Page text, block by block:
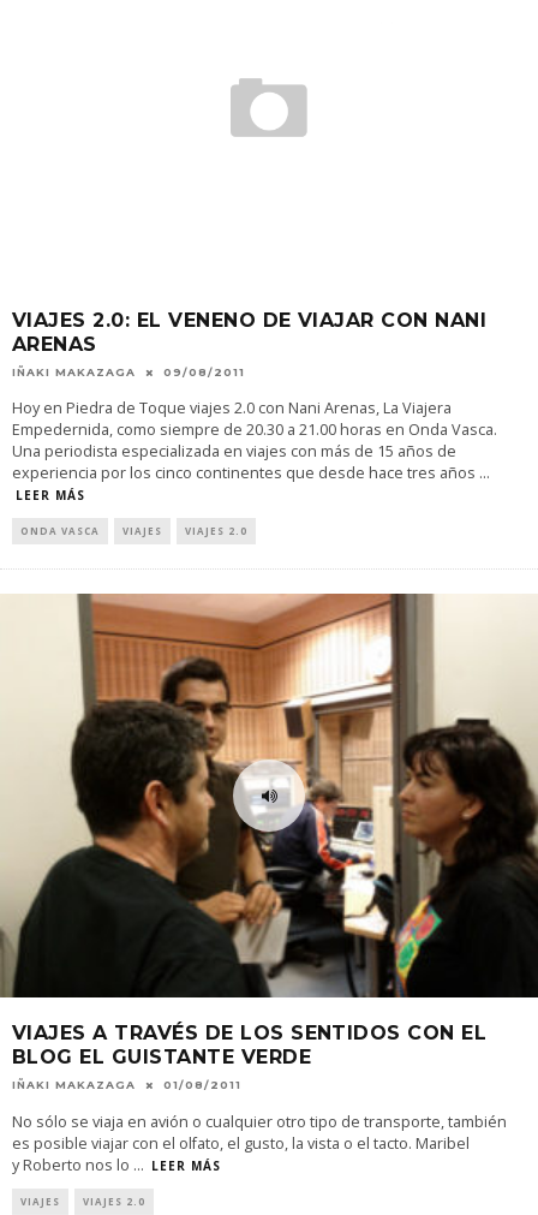
VIAJES 2.0: EL VENENO DE VIAJAR CON NANI
ARENAS
IÑAKI MAKAZAGA 09/08/2011
Hoy en Piedra de Toque viajes 2.0 con Nani Arenas, La Viajera
Empedernida, como siempre de 20.30 a 21.00 horas en Onda Vasca.
Una periodista especializada en viajes con más de 15 años de
experiencia por los cinco continentes que desde hace tres años ...
LEER MÁS
ONDA VASCA VIAJES VIAJES 2.0
VIAJES A TRAVÉS DE LOS SENTIDOS CON EL
BLOG EL GUISTANTE VERDE
IÑAKI MAKAZAGA 01/08/2011
No sólo se viaja en avión o cualquier otro tipo de transporte, también
es posible viajar con el olfato, el gusto, la vista o el tacto. Maribel
y Roberto nos lo ... LEER MÁS
VIAJES VIAJES 2.0